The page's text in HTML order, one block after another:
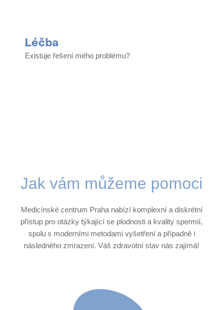
Léčba​
Existuje řešení mého problému?​
Jak vám můžeme pomoci
Medicínské centrum Praha nabízí komplexní a diskrétní
přístup pro otázky týkající se plodnosti a kvality spermií,
spolu s moderními metodami vyšetření a případně i
následného zmrazení. Váš zdravotní stav nás zajímá!